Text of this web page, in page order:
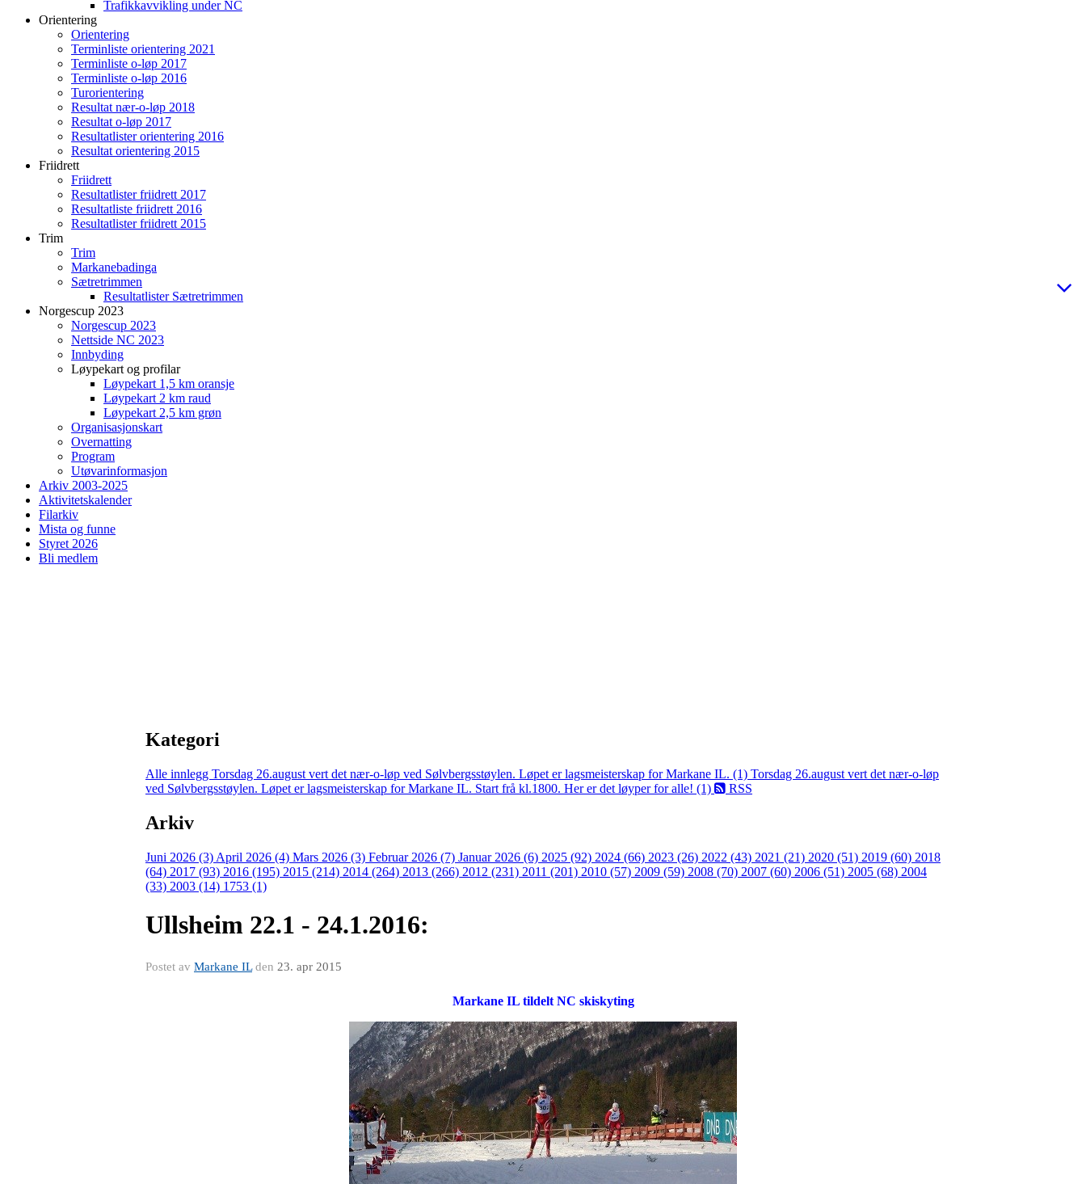
Trafikkavvikling under NC
Orientering
Orientering
Terminliste orientering 2021
Terminliste o-løp 2017
Terminliste o-løp 2016
Turorientering
Resultat nær-o-løp 2018
Resultat o-løp 2017
Resultatlister orientering 2016
Resultat orientering 2015
Friidrett
Friidrett
Resultatlister friidrett 2017
Resultatliste friidrett 2016
Resultatlister friidrett 2015
Trim
Trim
Markanebadinga
Sætretrimmen
Resultatlister Sætretrimmen
Norgescup 2023
Norgescup 2023
Nettside NC 2023
Innbyding
Løypekart og profilar
Løypekart 1,5 km oransje
Løypekart 2 km raud
Løypekart 2,5 km grøn
Organisasjonskart
Overnatting
Program
Utøvarinformasjon
Arkiv 2003-2025
Aktivitetskalender
Filarkiv
Mista og funne
Styret 2026
Bli medlem
Kategori
Alle innlegg Torsdag 26.august vert det nær-o-løp ved Sølvbergsstøylen. Løpet er lagsmeisterskap for Markane IL. (1) Torsdag 26.august vert det nær-o-løp
ved Sølvbergsstøylen. Løpet er lagsmeisterskap for Markane IL. Start frå kl.1800. Her er det løyper for alle! (1)
RSS
Arkiv
Juni 2026 (3) April 2026 (4) Mars 2026 (3) Februar 2026 (7) Januar 2026 (6) 2025 (92) 2024 (66) 2023 (26) 2022 (43) 2021 (21) 2020 (51) 2019 (60) 2018
(64) 2017 (93) 2016 (195) 2015 (214) 2014 (264) 2013 (266) 2012 (231) 2011 (201) 2010 (57) 2009 (59) 2008 (70) 2007 (60) 2006 (51) 2005 (68) 2004
(33) 2003 (14) 1753 (1)
Ullsheim 22.1 - 24.1.2016:
Postet av Markane ILden 23. apr 2015
Markane IL tildelt NC skiskyting